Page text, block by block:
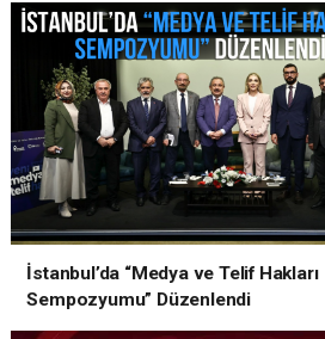
İstanbul’da “Medya ve Telif Hakları
Sempozyumu” Düzenlendi